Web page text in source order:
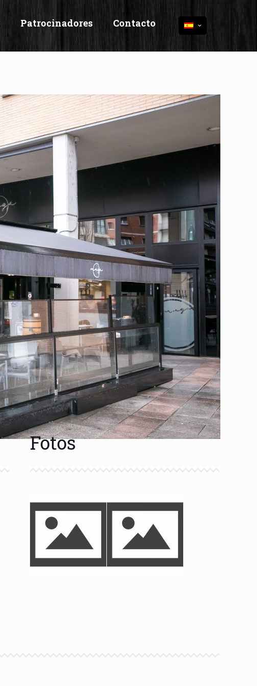
Patrocinadores Contacto
Fotos